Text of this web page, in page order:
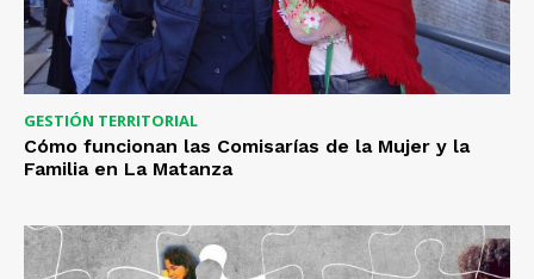
GESTIÓN TERRITORIAL
Cómo funcionan las Comisarías de la Mujer y la
Familia en La Matanza